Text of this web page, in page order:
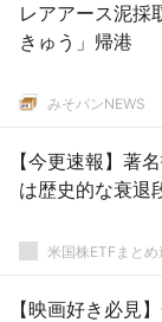
レアアース泥採
きゅう」帰港
みそパンNEWS
【今更速報】著
は歴史的な衰退
米国株ETFまとめ
【映画好き必見